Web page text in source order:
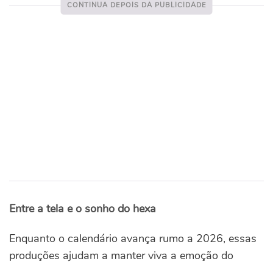
Entre a tela e o sonho do hexa
Enquanto o calendário avança rumo a 2026, essas
produções ajudam a manter viva a emoção do